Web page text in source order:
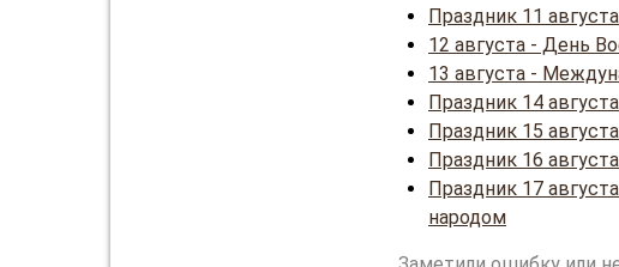
Праздник 11
12 августа - День
13 августа -
Праздник 14
Праздник 15
Праздник 16
Праздник 17
народом